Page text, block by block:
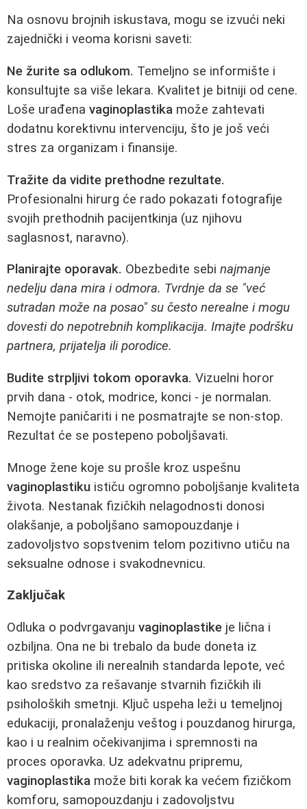
Na osnovu brojnih iskustava, mogu se izvući neki
zajednički i veoma korisni saveti:
Ne žurite sa odlukom. Temeljno se informište i
konsultujte sa više lekara. Kvalitet je bitniji od cene.
Loše urađena vaginoplastika može zahtevati
dodatnu korektivnu intervenciju, što je još veći
stres za organizam i finansije.
Tražite da vidite prethodne rezultate.
Profesionalni hirurg će rado pokazati fotografije
svojih prethodnih pacijentkinja (uz njihovu
saglasnost, naravno).
Planirajte oporavak. Obezbedite sebi najmanje
nedelju dana mira i odmora. Tvrdnje da se "već
sutradan može na posao" su često nerealne i mogu
dovesti do nepotrebnih komplikacija. Imajte podršku
partnera, prijatelja ili porodice.
Budite strpljivi tokom oporavka. Vizuelni horor
prvih dana - otok, modrice, konci - je normalan.
Nemojte paničariti i ne posmatrajte se non-stop.
Rezultat će se postepeno poboljšavati.
Mnoge žene koje su prošle kroz uspešnu
vaginoplastiku ističu ogromno poboljšanje kvaliteta
života. Nestanak fizičkih nelagodnosti donosi
olakšanje, a poboljšano samopouzdanje i
zadovoljstvo sopstvenim telom pozitivno utiču na
seksualne odnose i svakodnevnicu.
Zaključak
Odluka o podvrgavanju vaginoplastike je lična i
ozbiljna. Ona ne bi trebalo da bude doneta iz
pritiska okoline ili nerealnih standarda lepote, već
kao sredstvo za rešavanje stvarnih fizičkih ili
psiholoških smetnji. Ključ uspeha leži u temeljnoj
edukaciji, pronalaženju veštog i pouzdanog hirurga,
kao i u realnim očekivanjima i spremnosti na
proces oporavka. Uz adekvatnu pripremu,
vaginoplastika može biti korak ka većem fizičkom
komforu, samopouzdanju i zadovoljstvu